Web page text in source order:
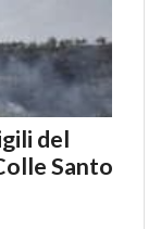
del
Santo